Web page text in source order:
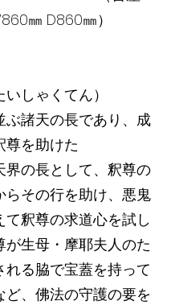
㎜ D860㎜）
しゃくてん）
ぶ諸天の長であり、成
尊を助けた
界の長として、釈尊の
らその行を助け、悪鬼
て釈尊の求道心を試し
が生母・摩耶夫人のた
れる脇で宝蓋を持って
ど、佛法の守護の要を